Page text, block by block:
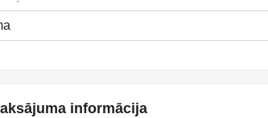
informācija